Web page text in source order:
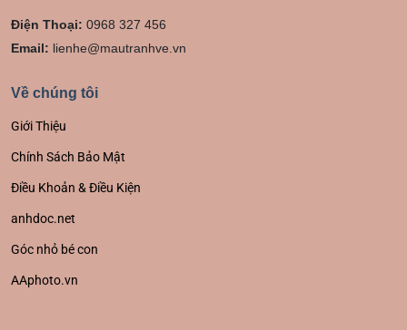
Điện Thoại: 0968 327 456
Email: lienhe@mautranhve.vn
Về chúng tôi
Giới Thiệu
Chính Sách Bảo Mật
Điều Khoản & Điều Kiện
anhdoc.net
Góc nhỏ bé con
AAphoto.vn